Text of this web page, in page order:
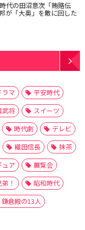
代の田沼意次「賄賂伝
が「大奥」を敵に回した
マ
平安時代
武将
スイーツ
時代劇
テレビ
織田信長
抹茶
ュア
展覧会
！
昭和時代
鎌倉殿の13人